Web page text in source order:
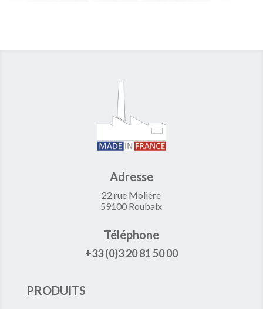
Adresse
22 rue Molière
59100 Roubaix
Téléphone
+33 (0)3 20 81 50 00
PRODUITS